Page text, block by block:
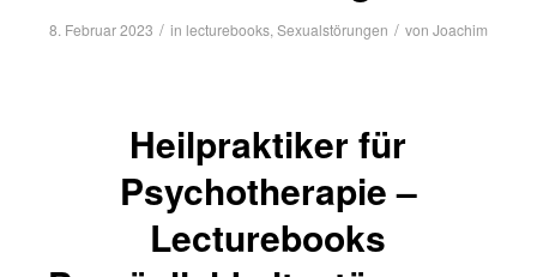
8. Februar 2023 / in lecturebooks, Sexualstörungen / von Joachim
Heilpraktiker für
Psychotherapie –
Lecturebooks